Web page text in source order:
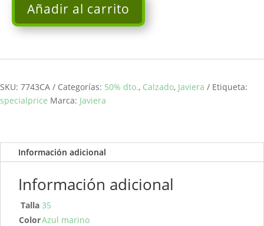
Sandalia
cuña
Añadir al carrito
SKU: 7743CA Categorías: 50% dto., Calzado, Javiera
Etiqueta:
specialprice Marca: Javiera
Información adicional
Información adicional
Talla 35
ColorAzul marino